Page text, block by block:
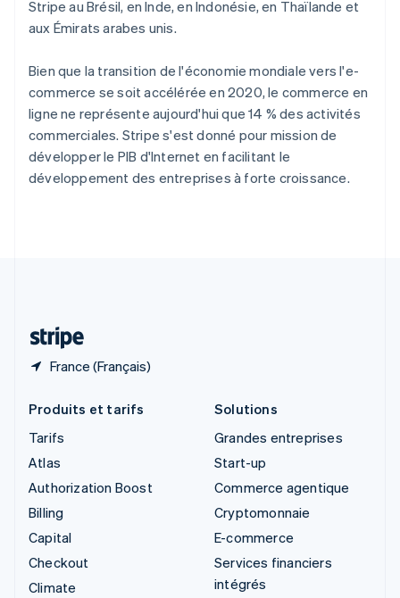
Stripe au Brésil, en Inde, en Indonésie, en Thaïlande et
aux Émirats arabes unis.
Bien que la transition de l'économie mondiale vers l'e-
commerce se soit accélérée en 2020, le commerce en
ligne ne représente aujourd'hui que 14 % des activités
commerciales. Stripe s'est donné pour mission de
développer le PIB d'Internet en facilitant le
développement des entreprises à forte croissance.
France (Français)
République tchèque
English
English
Royaume-Uni
English
Singapour
English 简体中文
Slovaquie
English
Produits et tarifs
Tarifs
Atlas
Authorization Boost
Billing
Capital
Checkout
Climate
Solutions
Grandes entreprises
Start-up
Commerce agentique
Cryptomonnaie
E-commerce
Services financiers
intégrés